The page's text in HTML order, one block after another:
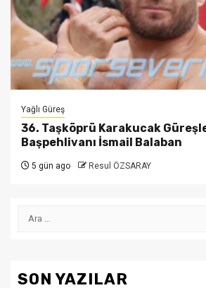
Yağlı Güreş
36. Taşköprü Karakucak
Başpehlivanı İsmail Balaban
5 gün ago Resul ÖZSARAY
Arama:
SON YAZILAR